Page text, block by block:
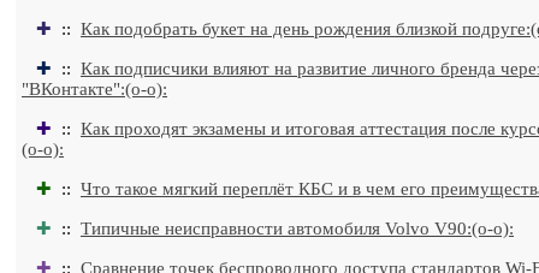
✚ :: Как подобрать букет на день рождения близкой
✚ :: Как подписчики влияют на развитие личного бренда
"ВКонтакте":(o-o):
✚ :: Как проходят экзамены и итоговая аттестация после
(o-o):
✚ :: Что такое мягкий переплёт КБС и в чем его
✚ :: Типичные неисправности автомобиля Volvo V90:(o-o):
✚ :: Сравнение точек беспроводного доступа стандартов